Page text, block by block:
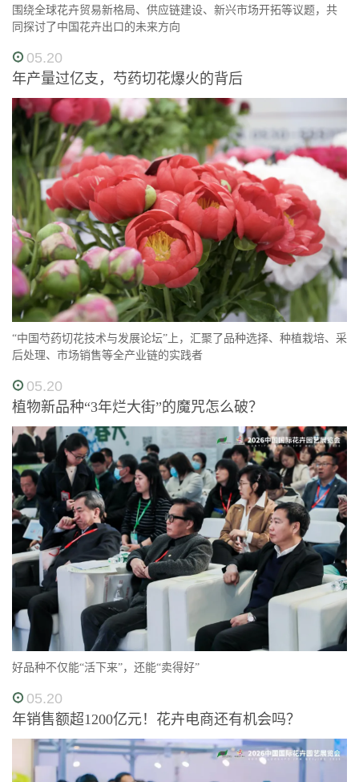
围绕全球花卉贸易新格局、供应链建设、新兴市场开拓等议题，共
同探讨了中国花卉出口的未来方向
05.20
年产量过亿支，芍药切花爆火的背后
“中国芍药切花技术与发展论坛”上，汇聚了品种选择、种植栽培、采
后处理、市场销售等全产业链的实践者
05.20
植物新品种“3年烂大街”的魔咒怎么破？
好品种不仅能“活下来”，还能“卖得好”
05.20
年销售额超1200亿元！花卉电商还有机会吗？